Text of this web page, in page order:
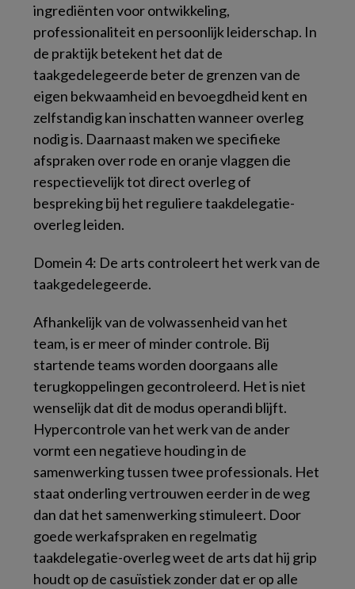
ingrediënten voor ontwikkeling,
professionaliteit en persoonlijk leiderschap. In
de praktijk betekent het dat de
taakgedelegeerde beter de grenzen van de
eigen bekwaamheid en bevoegdheid kent en
zelfstandig kan inschatten wanneer overleg
nodig is. Daarnaast maken we specifieke
afspraken over rode en oranje vlaggen die
respectievelijk tot direct overleg of
bespreking bij het reguliere taakdelegatie-
overleg leiden.
Domein 4: De arts controleert het werk van de
taakgedelegeerde.
Afhankelijk van de volwassenheid van het
team, is er meer of minder controle. Bij
startende teams worden doorgaans alle
terugkoppelingen gecontroleerd. Het is niet
wenselijk dat dit de modus operandi blijft.
Hypercontrole van het werk van de ander
vormt een negatieve houding in de
samenwerking tussen twee professionals. Het
staat onderling vertrouwen eerder in de weg
dan dat het samenwerking stimuleert. Door
goede werkafspraken en regelmatig
taakdelegatie-overleg weet de arts dat hij grip
houdt op de casuïstiek zonder dat er op alle